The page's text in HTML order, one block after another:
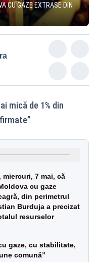
CU GAZE EXTRASE DIN
mică de 1% din
7 mai, că
cu gaze
din perimetrul
Burduja a precizat
resurselor
gaze, cu stabilitate,
comună”